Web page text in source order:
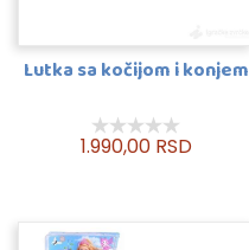
Lutka sa kočijom i konjem
1.990,00 RSD